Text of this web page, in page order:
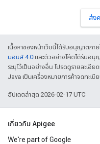
ส่ง
เนื้อหาของหน้าเว็บนี้ได้รับอนุญาตภาย
มอนส์ 4.0 และตัวอย่างโค้ดได้รับอนุ
ระบุไว้เป็นอย่างอื่น โปรดดูรายละเอีย
Java เป็นเครื่องหมายการค้าจดทะเ
อัปเดตล่าสุด 2026-02-17 UTC
เกี่ยวกับ Apigee
We're part of Google